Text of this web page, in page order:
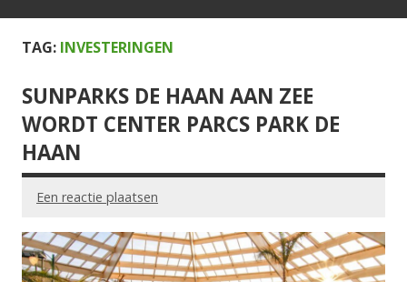
TAG: INVESTERINGEN
SUNPARKS DE HAAN AAN ZEE
WORDT CENTER PARCS PARK DE
HAAN
Een reactie plaatsen